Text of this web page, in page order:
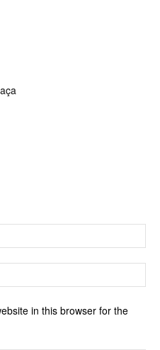
in this browser for the